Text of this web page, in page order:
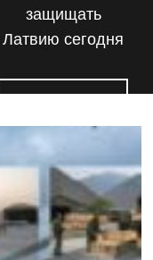
защищать
Латвию сегодня